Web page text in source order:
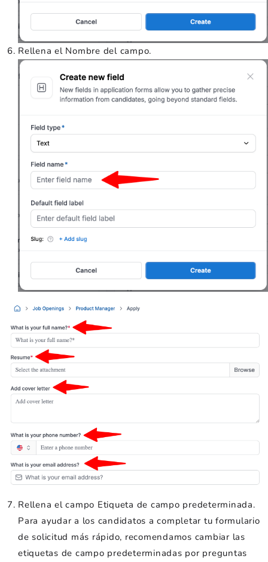
Rellena el Nombre del campo.
Rellena el campo Etiqueta de campo predeterminada.
Para ayudar a los candidatos a completar tu formulario
de solicitud más rápido, recomendamos cambiar las
etiquetas de campo predeterminadas por preguntas